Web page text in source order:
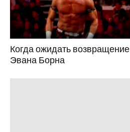
Когда ожидать возвращение
Эвана Борна